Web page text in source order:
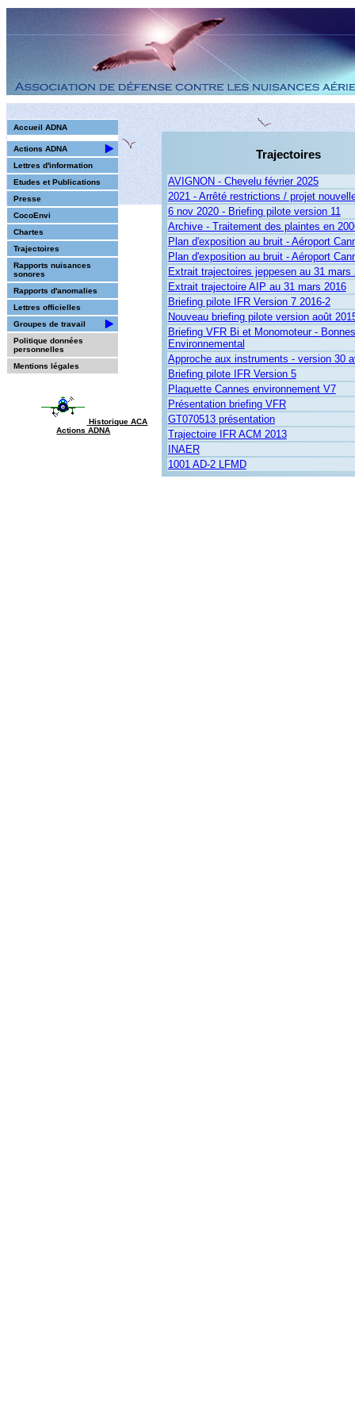
Accueil ADNA
Actions ADNA
Lettres d'information
Etudes et Publications
Presse
CocoEnvi
Chartes
Trajectoires
Rapports nuisances
sonores
Rapports d'anomalies
Lettres officielles
Groupes de travail
Politique données
personnelles
Mentions légales
Historique ACA
Actions ADNA
Trajectoires
AVIGNON - Chevelu février 2025
2021 - Arrêté restrictions / projet
6 nov 2020 - Briefing pilote version 11
Archive - Traitement des plaintes en
Plan d'exposition au bruit - Aéroport
Plan d'exposition au bruit - Aéroport
Extrait trajectoires jeppesen au 31 mars
Extrait trajectoire AIP au 31 mars 2016
Briefing pilote IFR Version 7 2016-2
Nouveau briefing pilote version août
Briefing VFR Bi et Monomoteur -
Environnemental
Approche aux instruments - version 30
Briefing pilote IFR Version 5
Plaquette Cannes environnement V7
Présentation briefing VFR
GT070513 présentation
Trajectoire IFR ACM 2013
INAER
1001 AD-2 LFMD